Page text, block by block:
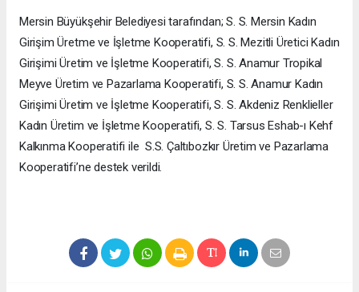
Mersin Büyükşehir Belediyesi tarafından; S. S. Mersin Kadın
Girişim Üretme ve İşletme Kooperatifi, S. S. Mezitli Üretici Kadın
Girişimi Üretim ve İşletme Kooperatifi, S. S. Anamur Tropikal
Meyve Üretim ve Pazarlama Kooperatifi, S. S. Anamur Kadın
Girişimi Üretim ve İşletme Kooperatifi, S. S. Akdeniz Renklieller
Kadın Üretim ve İşletme Kooperatifi, S. S. Tarsus Eshab-ı Kehf
Kalkınma Kooperatifi ile S.S. Çaltıbozkır Üretim ve Pazarlama
Kooperatifi’ne destek verildi.